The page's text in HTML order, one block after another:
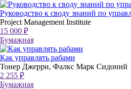
Руководство к своду знаний по
Project Management Institute
15 000 ₽
Бумажная
Как управлять рабами
Тонер Джерри, Фалкс Марк Сидоний
2 255 ₽
Бумажная